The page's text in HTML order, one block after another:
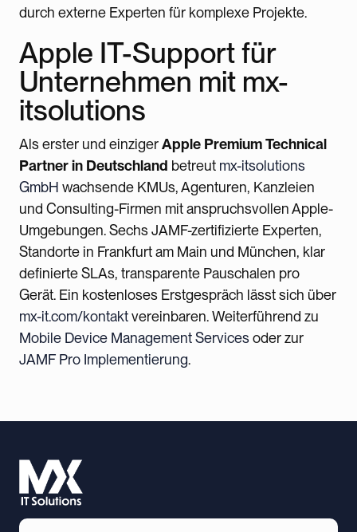
durch externe Experten für komplexe Projekte.
Apple IT-Support für
Unternehmen mit mx-
itsolutions
Als erster und einzigerApple Premium Technical
Partner in Deutschland betreut mx-itsolutions
GmbH wachsende KMUs, Agenturen, Kanzleien
und Consulting-Firmen mit anspruchsvollen Apple-
Umgebungen. Sechs JAMF-zertifizierte Experten,
Standorte in Frankfurt am Main und München, klar
definierte SLAs, transparente Pauschalen pro
Gerät. Ein kostenloses Erstgespräch lässt sich über
mx-it.com/kontaktvereinbaren. Weiterführend zu
Mobile Device Management Servicesoder zur
JAMF Pro Implementierung.